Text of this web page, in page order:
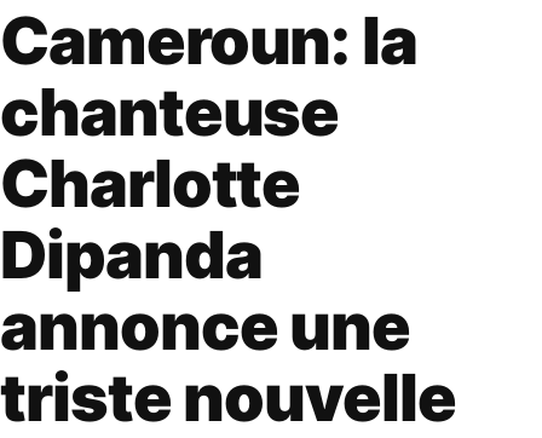
Cameroun: la
chanteuse
Charlotte
Dipanda
annonce une
triste nouvelle